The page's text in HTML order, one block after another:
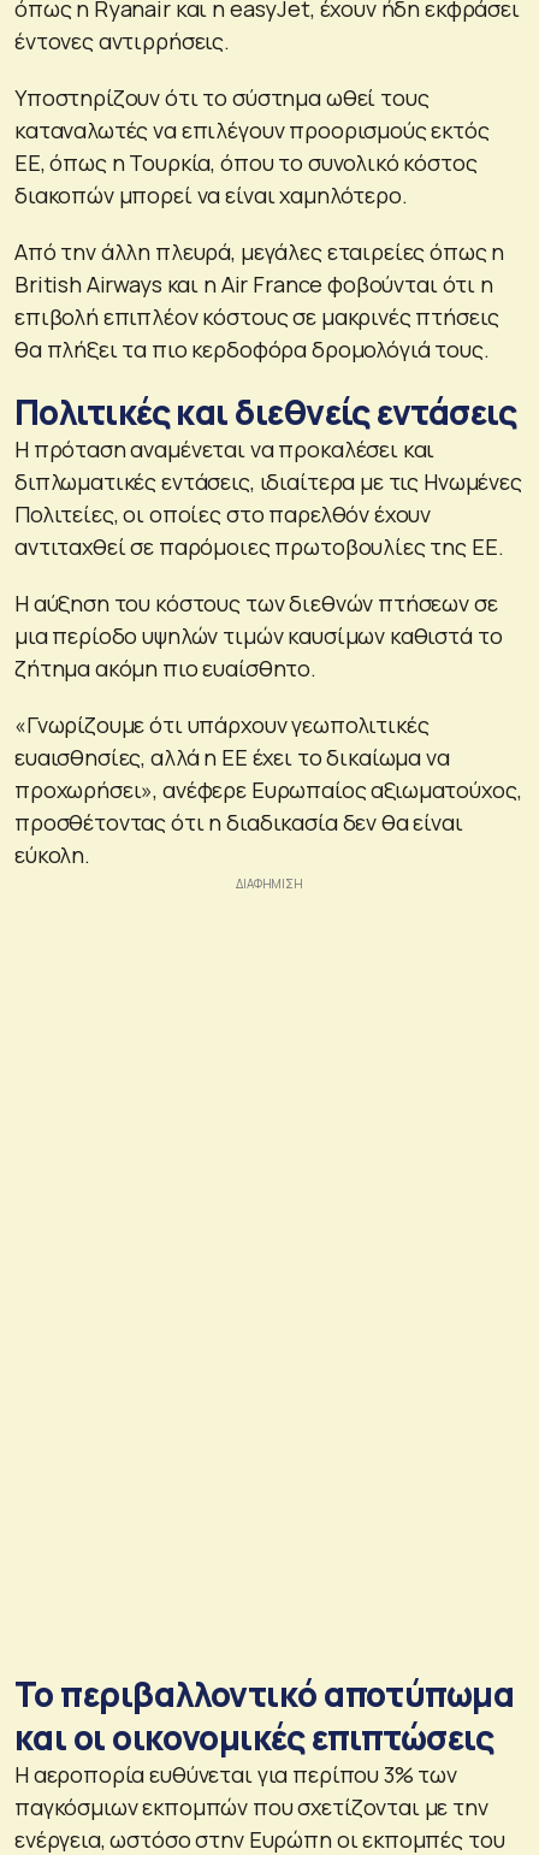
όπως η Ryanair και η easyJet, έχουν ήδη εκφράσει
έντονες αντιρρήσεις.
Υποστηρίζουν ότι το σύστημα ωθεί τους
καταναλωτές να επιλέγουν προορισμούς εκτός
ΕΕ, όπως η Τουρκία, όπου το συνολικό κόστος
διακοπών μπορεί να είναι χαμηλότερο.
Από την άλλη πλευρά, μεγάλες εταιρείες όπως η
British Airways και η Air France φοβούνται ότι η
επιβολή επιπλέον κόστους σε μακρινές πτήσεις
θα πλήξει τα πιο κερδοφόρα δρομολόγιά τους.
Πολιτικές και διεθνείς εντάσεις
Η πρόταση αναμένεται να προκαλέσει και
διπλωματικές εντάσεις, ιδιαίτερα με τις Ηνωμένες
Πολιτείες, οι οποίες στο παρελθόν έχουν
αντιταχθεί σε παρόμοιες πρωτοβουλίες της ΕΕ.
Η αύξηση του κόστους των διεθνών πτήσεων σε
μια περίοδο υψηλών τιμών καυσίμων καθιστά το
ζήτημα ακόμη πιο ευαίσθητο.
«Γνωρίζουμε ότι υπάρχουν γεωπολιτικές
ευαισθησίες, αλλά η ΕΕ έχει το δικαίωμα να
προχωρήσει», ανέφερε Ευρωπαίος αξιωματούχος,
προσθέτοντας ότι η διαδικασία δεν θα είναι
εύκολη.
Το περιβαλλοντικό αποτύπωμα
και οι οικονομικές επιπτώσεις
Η αεροπορία ευθύνεται για περίπου 3% των
παγκόσμιων εκπομπών που σχετίζονται με την
ενέργεια, ωστόσο στην Ευρώπη οι εκπομπές του